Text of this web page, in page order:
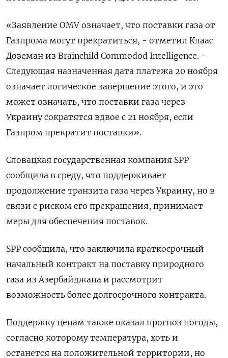
«Заявление OMV означает, что поставки газа от
Газпрома могут прекратиться, - отметил Клаас
Доземан из Brainchild Commodod Intelligence. -
Следующая назначенная дата платежа 20 ноября
означает логическое завершение этого, и это
может означать, что поставки газа через
Украину сократятся вдвое с 21 ноября, если
Газпром прекратит поставки».
Словацкая государственная компания SPP
сообщила в среду, что поддерживает
продолжение транзита газа через Украину, но в
связи с риском его прекращения, принимает
меры для обеспечения поставок.
SPP сообщила, что заключила краткосрочный
начальный контракт на поставку природного
газа из Азербайджана и рассмотрит
возможность более долгосрочного контракта.
Поддержку ценам также оказал прогноз погоды,
согласно которому температура, хоть и
останется на положительной территории, но